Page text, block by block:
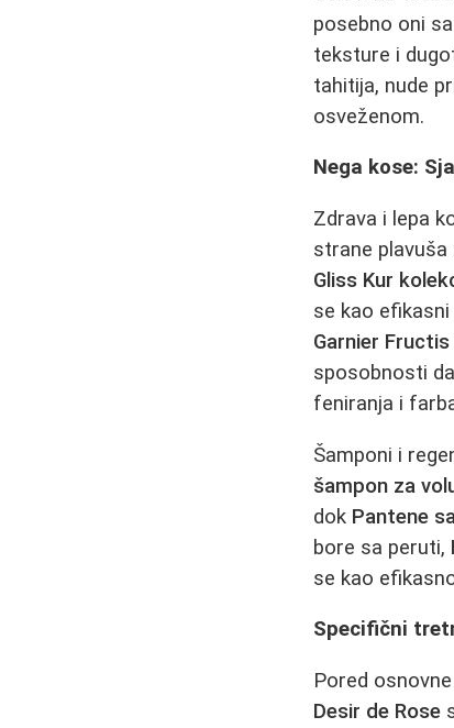
posebno oni
teksture i
tahitija, nude
osveženom.
Nega kose:
Zdrava i lepa
strane
Gliss Kur
se kao
Garnier
sposobnosti
feniranja i
Šamponi i
šampon za
dok Pantene
bore sa peruti,
se kao
Specifični
Pored
Desir de Rose